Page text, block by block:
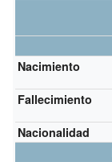
Nacimiento
Fallecimiento
Nacionalidad